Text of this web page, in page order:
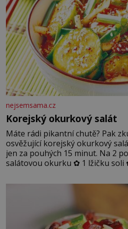
nejsemsama.cz
Korejský okurkový salát
Máte rádi pikantní chutě? Pak
osvěžující korejský okurkový
jen za pouhých 15 minut. Na 2
salátovou okurku ✿ 1 lžičku soli
sezamového oleje ✿ 1 lžičku
jarní cibulku ✿ 1 lžíci